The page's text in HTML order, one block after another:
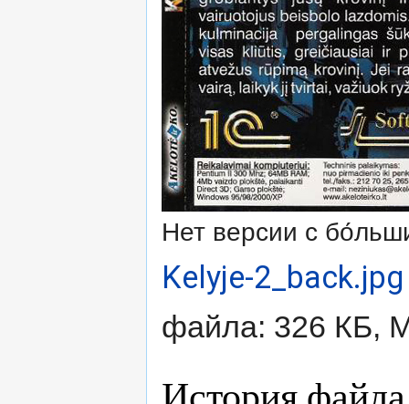
Нет версии с
Kelyje-2_back.jpg
файла: 326 КБ,